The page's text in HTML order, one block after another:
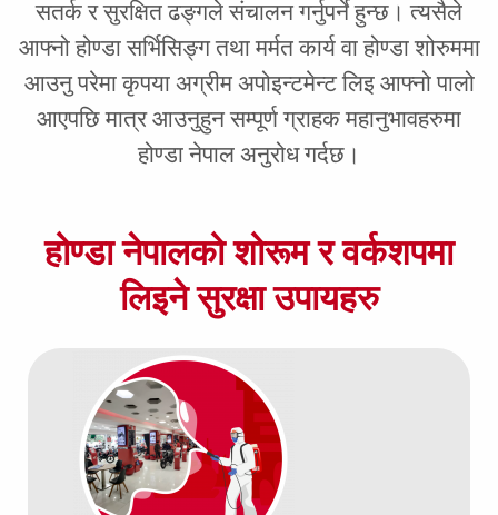
सतर्क र सुरक्षित ढङ्गले संचालन गर्नुपर्ने हुन्छ। त्यसैले
आफ्नो होण्डा सर्भिसिङ्ग तथा मर्मत कार्य वा होण्डा शोरुममा
आउनु परेमा कृपया अग्रीम अपोइन्टमेन्ट लिइ आफ्नो पालो
आएपछि मात्र आउनुहुन सम्पूर्ण ग्राहक महानुभावहरुमा
होण्डा नेपाल अनुरोध गर्दछ।
होण्डा नेपालको शोरूम र वर्कशपमा
लिइने सुरक्षा उपायहरु